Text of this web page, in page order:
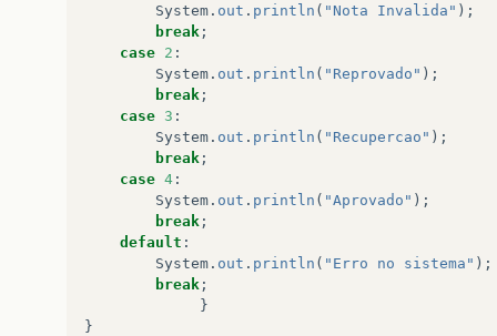
System . out . println ( "Nota Invalida" );
break ;
case 2 :
System . out . println ( "Reprovado" );
break ;
case 3 :
System . out . println ( "Recupercao" );
break ;
case 4 :
System . out . println ( "Aprovado" );
break ;
default :
System . out . println ( "Erro no sistema" );
break ;
}
}